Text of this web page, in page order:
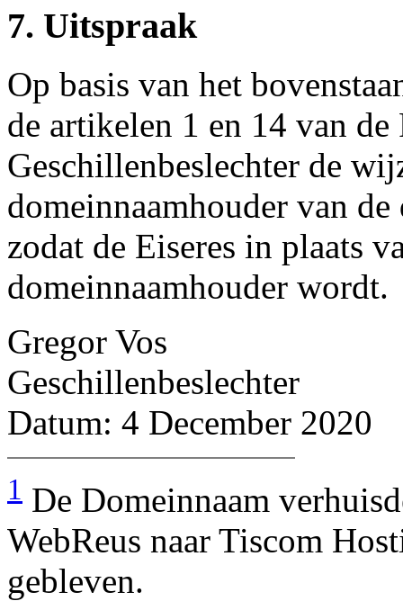
7. Uitspraak
Op basis van het
de artikelen 1 en 14 van
Geschillenbeslechter de
domeinnaamhouder van
zodat de Eiseres in plaats
domeinnaamhouder wordt.
Gregor Vos
Geschillenbeslechter
Datum: 4 December 2020
1 De Domeinnaam
WebReus naar Tiscom
gebleven.